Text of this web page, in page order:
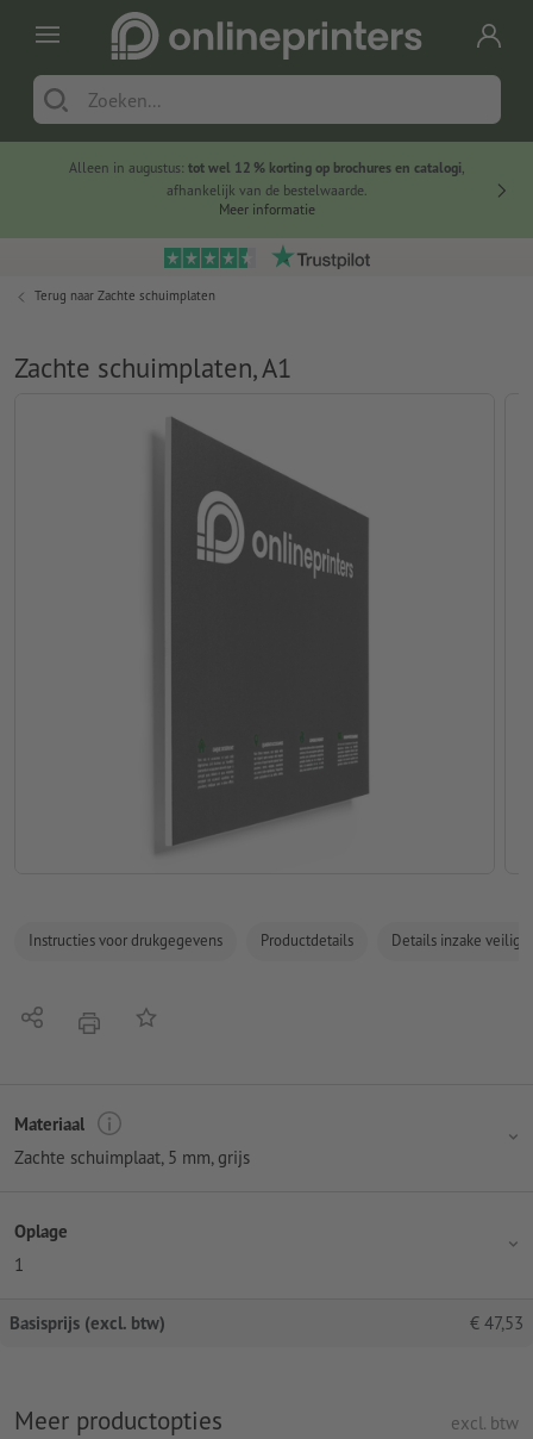
Alleen in augustus: tot wel 12 % korting op brochures en catalogi,
afhankelijk van de bestelwaarde.
Meer informatie
Terug naar Zachte schuimplaten
Zachte schuimplaten, A1
Instructies voor drukgegevens Productdetails Details inzake
Delen afdrukkenOp de lijst
Materiaal
Zachte schuimplaat, 5 mm, grijs
Oplage
1
Basisprijs (excl. btw) € 47,53
Meer productopties excl. btw